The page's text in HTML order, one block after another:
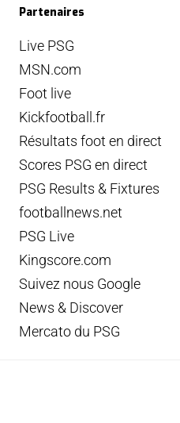
Partenaires
Live PSG
MSN.com
Foot live
Kickfootball.fr
Résultats foot en direct
Scores PSG en direct
PSG Results & Fixtures
footballnews.net
PSG Live
Kingscore.com
Suivez nous Google
News & Discover
Mercato du PSG